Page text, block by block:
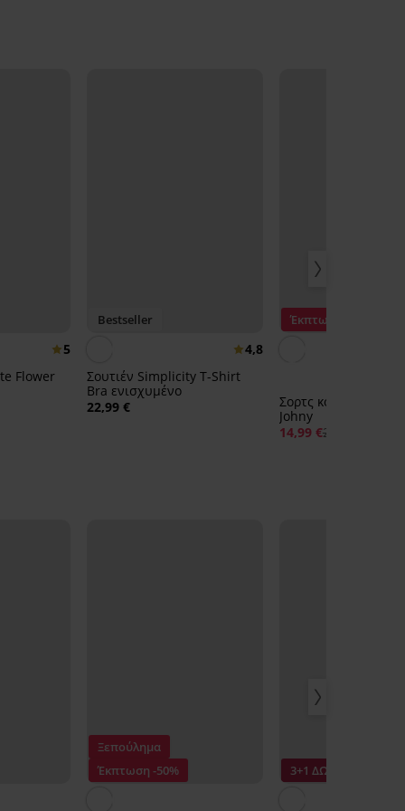
5
Flower
Bestseller
4,8
Σουτιέν Simplicity T-Shirt
Bra ενισχυμένο
22,99 €
Έκπτωση -40%
Σορτς κολύμβησης
Johny
14,99 €24,99 €
Ξεπούλημα
Έκπτωση -50%
3+1 ΔΩΡΕΑΝ